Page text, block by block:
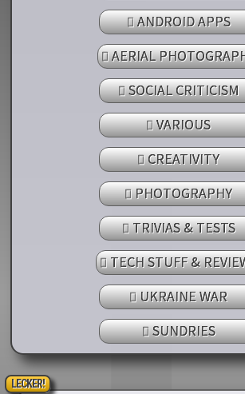
ANDROID APPS
AERIAL
SOCIAL CRITICISM
VARIOUS
CREATIVITY
PHOTOGRAPHY
TRIVIAS & TESTS
TECH STUFF &
UKRAINE WAR
SUNDRIES
LECKER!